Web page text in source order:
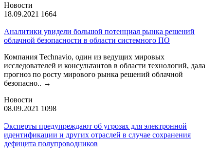
Новости
18.09.2021 1664
Аналитики увидели большой потенциал рынка решений
облачной безопасности в области системного ПО
Компания Technavio, один из ведущих мировых
исследователей и консультантов в области технологий, дала
прогноз по росту мирового рынка решений облачной
безопасно.. →
Новости
08.09.2021 1098
Эксперты предупреждают об угрозах для электронной
идентификации и других отраслей в случае сохранения
дефицита полупроводников